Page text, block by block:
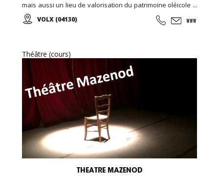
mais aussi un lieu de valorisation du patrimoine oléicole ...
Venez visiter la boutique en ligne de l'Ecomusée l'Olivier et
retrouvez vos huiles préférées...
VOLX (04130)
Théâtre (cours)
THEATRE MAZENOD